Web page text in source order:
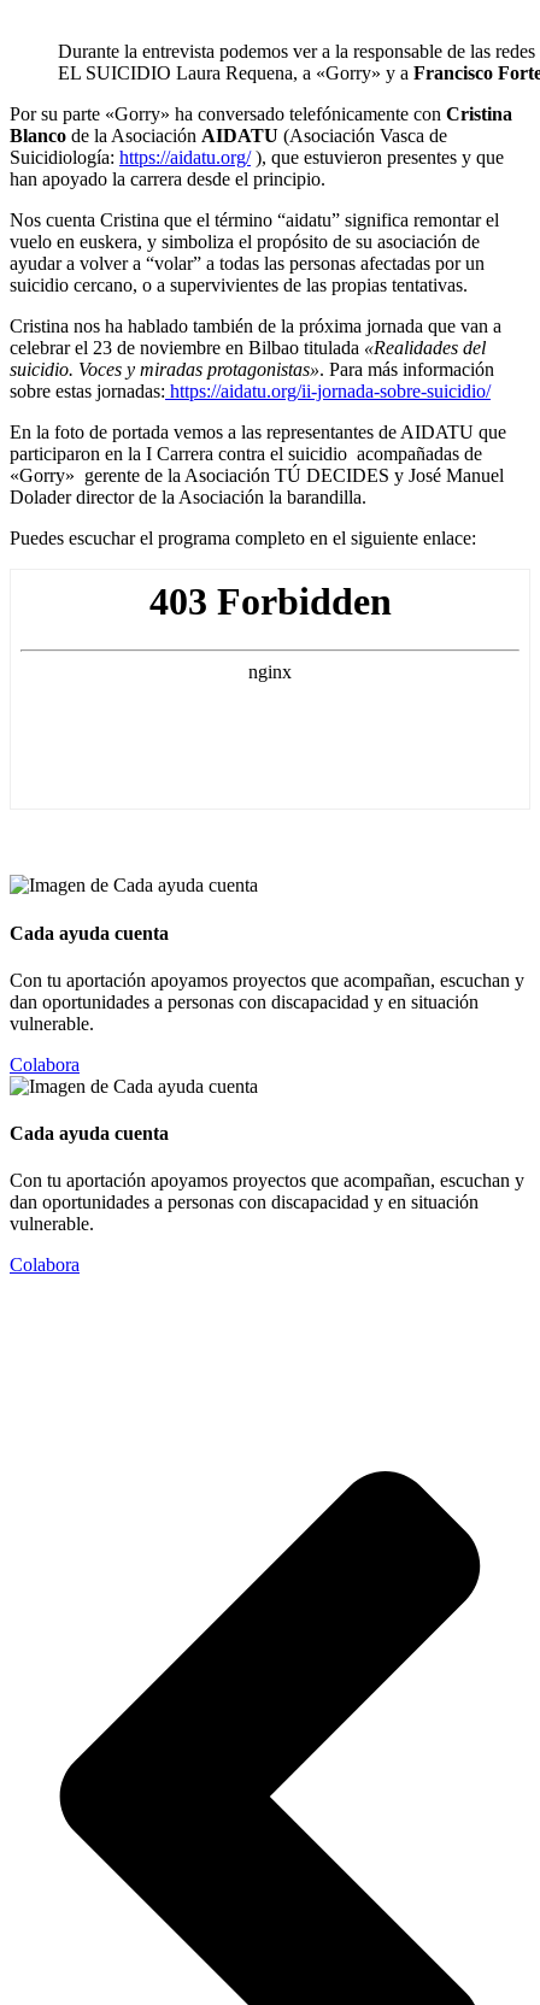
Durante la entrevista podemos ver a la responsable de las
EL SUICIDIO Laura Requena, a «Gorry» y a Francisco
Por su parte «Gorry» ha conversado telefónicamente con Cristina
Blanco de la Asociación AIDATU (Asociación Vasca de
Suicidiología: https://aidatu.org/), que estuvieron presentes y que
han apoyado la carrera desde el principio.
Nos cuenta Cristina que el término “aidatu” significa remontar el
vuelo en euskera, y simboliza el propósito de su asociación de
ayudar a volver a “volar” a todas las personas afectadas por un
suicidio cercano, o a supervivientes de las propias tentativas.
Cristina nos ha hablado también de la próxima jornada que van a
celebrar el 23 de noviembre en Bilbao titulada «Realidades del
suicidio. Voces y miradas protagonistas». Para más información
sobre estas jornadas: https://aidatu.org/ii-jornada-sobre-suicidio/
En la foto de portada vemos a las representantes de AIDATU que
participaron en la I Carrera contra el suicidio acompañadas de
«Gorry» gerente de la Asociación TÚ DECIDES y José Manuel
Dolader director de la Asociación la barandilla.
Puedes escuchar el programa completo en el siguiente enlace:
Cada ayuda cuenta
Con tu aportación apoyamos proyectos que acompañan, escuchan y
dan oportunidades a personas con discapacidad y en situación
vulnerable.
Colabora
Cada ayuda cuenta
Con tu aportación apoyamos proyectos que acompañan, escuchan y
dan oportunidades a personas con discapacidad y en situación
vulnerable.
Colabora